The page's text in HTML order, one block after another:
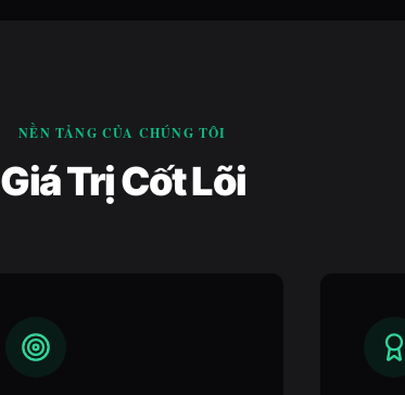
NỀN TẢNG CỦA CHÚNG TÔI
Giá Trị Cốt Lõi